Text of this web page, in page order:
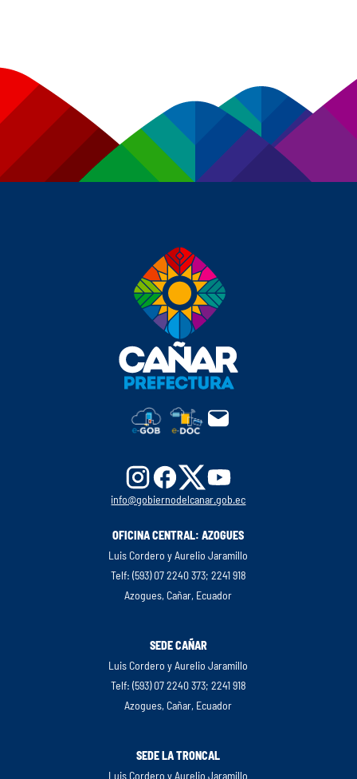
info@gobiernodelcanar.gob.ec
OFICINA CENTRAL: AZOGUES
Luis Cordero y Aurelio Jaramillo
Telf: (593) 07 2240 373; 2241 918
Azogues, Cañar, Ecuador
SEDE CAÑAR
Luis Cordero y Aurelio Jaramillo
Telf: (593) 07 2240 373; 2241 918
Azogues, Cañar, Ecuador
SEDE LA TRONCAL
Luis Cordero y Aurelio Jaramillo